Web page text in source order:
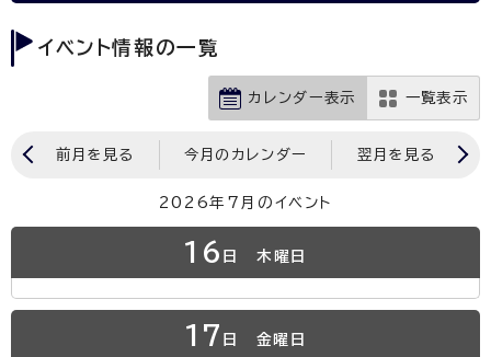
イベント情報の一覧
カレンダー表示 一覧表示
前月を見る 今月のカレンダー 翌月を見る
2026年7月のイベント
16 日 木曜日
17 日 金曜日